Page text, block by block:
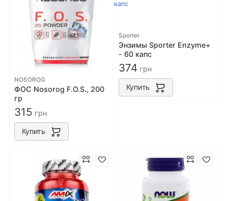
NOSOROG
ФОС Nosorog F.O.S., 200
гр
315 грн
Купить
Sporter
Энзимы Sporter Enzyme+
- 60 капс
374 грн
Купить